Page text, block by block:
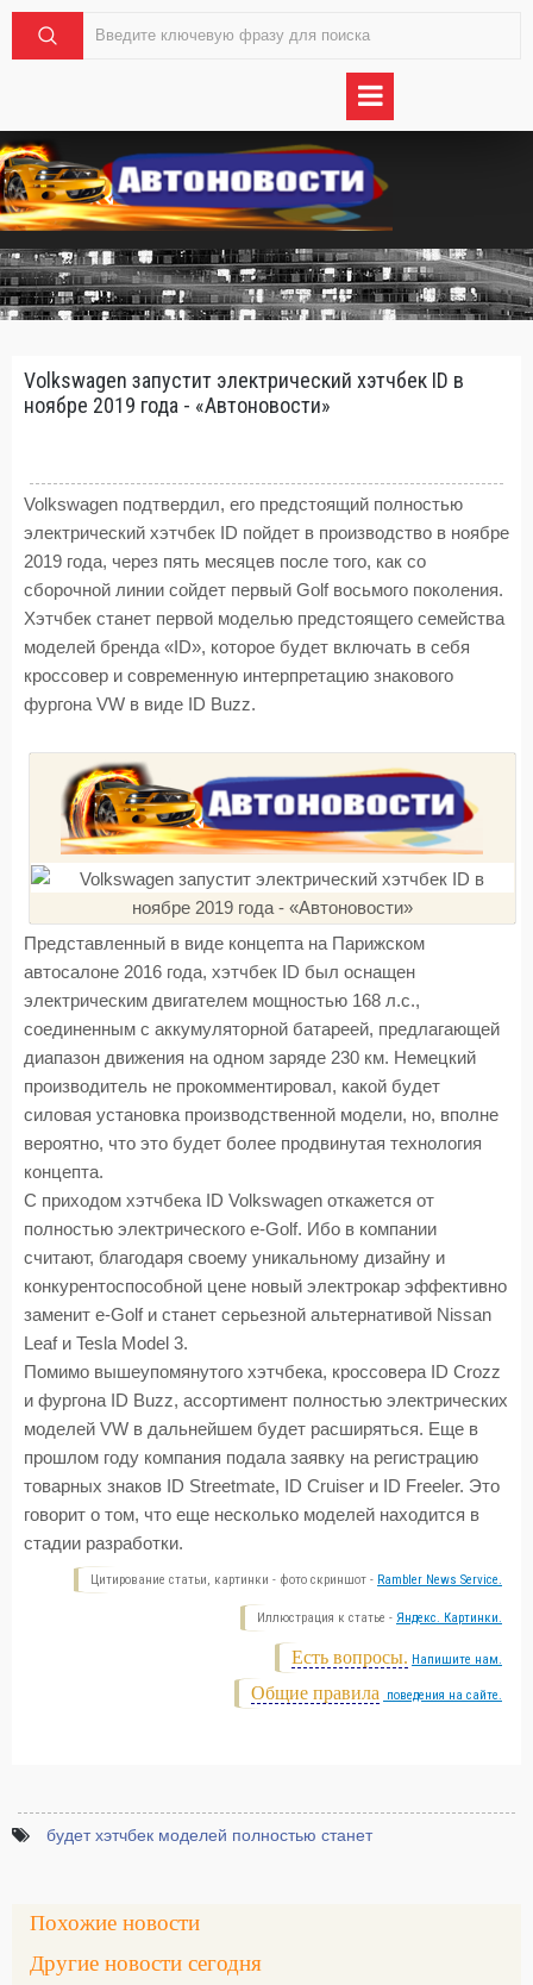
Volkswagen запустит электрический хэтчбек ID в
ноябре 2019 года - «Автоновости»
Volkswagen подтвердил, его предстоящий полностью
электрический хэтчбек ID пойдет в производство в ноябре
2019 года, через пять месяцев после того, как со
сборочной линии сойдет первый Golf восьмого поколения.
Хэтчбек станет первой моделью предстоящего семейства
моделей бренда «ID», которое будет включать в себя
кроссовер и современную интерпретацию знакового
фургона VW в виде ID Buzz.
Представленный в виде концепта на Парижском
автосалоне 2016 года, хэтчбек ID был оснащен
электрическим двигателем мощностью 168 л.с.,
соединенным с аккумуляторной батареей, предлагающей
диапазон движения на одном заряде 230 км. Немецкий
производитель не прокомментировал, какой будет
силовая установка производственной модели, но, вполне
вероятно, что это будет более продвинутая технология
концепта.
С приходом хэтчбека ID Volkswagen откажется от
полностью электрического e-Golf. Ибо в компании
считают, благодаря своему уникальному дизайну и
конкурентоспособной цене новый электрокар эффективно
заменит e-Golf и станет серьезной альтернативой Nissan
Leaf и Tesla Model 3.
Помимо вышеупомянутого хэтчбека, кроссовера ID Crozz
и фургона ID Buzz, ассортимент полностью электрических
моделей VW в дальнейшем будет расширяться. Еще в
прошлом году компания подала заявку на регистрацию
товарных знаков ID Streetmate, ID Cruiser и ID Freeler. Это
говорит о том, что еще несколько моделей находится в
стадии разработки.
Цитирование статьи, картинки - фото скриншот - Rambler News Service.
Иллюстрация к статье - Яндекс. Картинки.
Есть вопросы. Напишите нам.
Общие правила поведения на сайте.
будет хэтчбек моделей полностью станет
Похожие новости
Другие новости сегодня